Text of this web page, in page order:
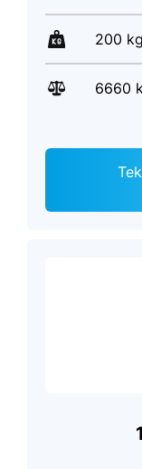
200 kg
6660